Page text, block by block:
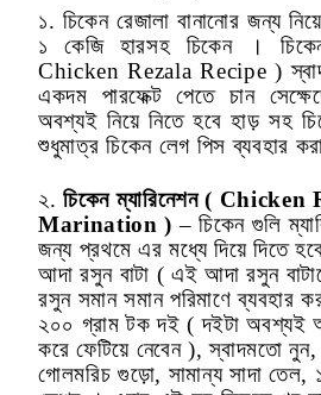
১. চিকেন রেজালা বানানোর জন্য
১ কেজি হারসহ চিকেন ।
Chicken Rezala Recipe )
একদম পারফেক্ট পেতে চান
অবশ্যই নিয়ে নিতে হবে হাড় সহ
শুধুমাত্র চিকেন লেগ পিস ব্যবহার
২. চিকেন ম্যারিনেশন ( Chicken
Marination ) – চিকেন গুলি
জন্য প্রথমে এর মধ্যে দিয়ে দিতে
আদা রসুন বাটা ( এই আদা রসুন
রসুন সমান সমান পরিমাণে ব্যবহার
২০০ গ্রাম টক দই ( দইটা অবশ্যই
করে ফেটিয়ে নেবেন ), স্বাদমতো নুন,
গোলমরিচ গুড়ো, সামান্য সাদা তেল,